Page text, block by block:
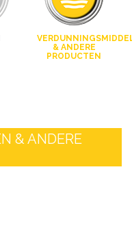
& ANDERE
PRODUCTEN
& ANDERE